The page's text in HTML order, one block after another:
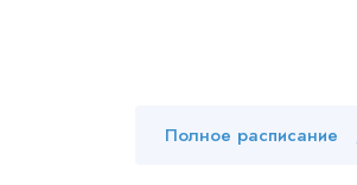
Полное расписание